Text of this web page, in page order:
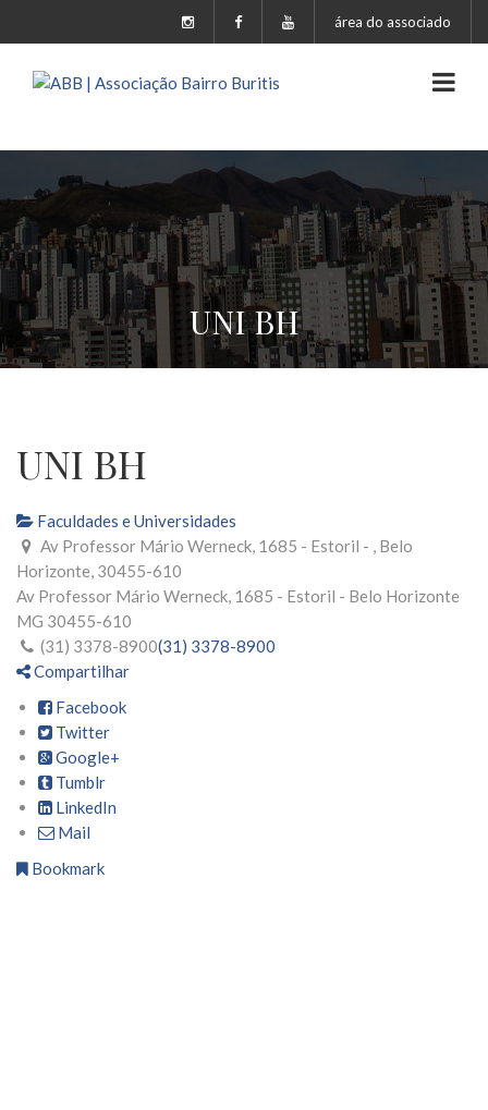
área do associado
UNI BH
UNI BH
Faculdades e Universidades
Av Professor Mário Werneck, 1685 - Estoril - , Belo
Horizonte, 30455-610
Av Professor Mário Werneck, 1685 - Estoril - Belo Horizonte
MG 30455-610
(31) 3378-8900(31) 3378-8900
Compartilhar
Facebook
Twitter
Google+
Tumblr
LinkedIn
Mail
Bookmark